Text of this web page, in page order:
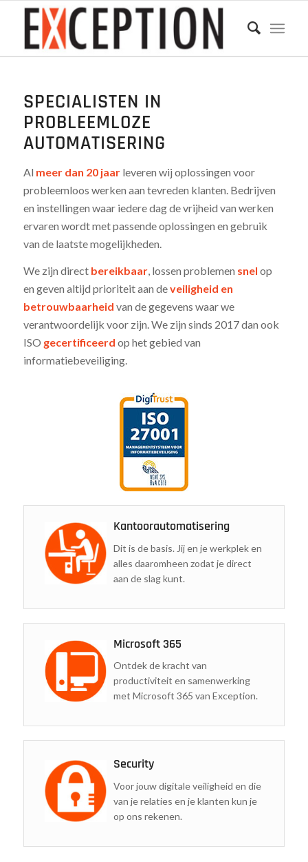
SPECIALISTEN IN
PROBLEEMLOZE
AUTOMATISERING
Al meer dan 20 jaarleveren wij oplossingen voor
probleemloos werken aan tevreden klanten. Bedrijven
en instellingen waar iedere dag de vrijheid van werken
ervaren wordt met passende oplossingen en gebruik
van de laatste mogelijkheden.
We zijn direct bereikbaar, lossen problemen snel op
en geven altijd prioriteit aan deveiligheid en
betrouwbaarheid van de gegevens waar we
verantwoordelijk voor zijn. We zijn sinds 2017 dan ook
ISO gecertificeerd op het gebied van
informatiebeveiliging.
Kantoorautomatisering
Dit is de basis. Jij en je werkplek en
alles daaromheen zodat je direct
aan de slag kunt.
Microsoft 365
Ontdek de kracht van
productiviteit en samenwerking
met Microsoft 365 van Exception.
Security
Voor jouw digitale veiligheid en die
van je relaties en je klanten kun je
op ons rekenen.